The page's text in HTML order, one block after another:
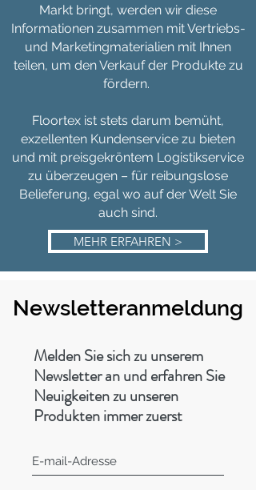
Markt bringt, werden wir diese
Informationen zusammen mit Vertriebs-
und Marketingmaterialien mit Ihnen
teilen, um den Verkauf der Produkte zu
fördern.
Floortex ist stets darum bemüht,
exzellenten Kundenservice zu bieten
und mit preisgekröntem Logistikservice
zu überzeugen – für reibungslose
Belieferung, egal wo auf der Welt Sie
auch sind.
MEHR ERFAHREN >
Newsletteranmeldung
Melden Sie sich zu unserem
Newsletter an und erfahren Sie
Neuigkeiten zu unseren
Produkten immer zuerst